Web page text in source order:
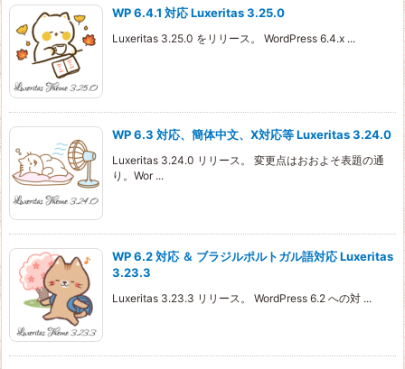
WP 6.4.1 対応 Luxeritas 3.25.0
Luxeritas 3.25.0 をリリース。 WordPress 6.4.x ...
WP 6.3 対応、簡体中文、X対応等 Luxeritas 3.24.0
Luxeritas 3.24.0 リリース。 変更点はおおよそ表題の通
り。Wor ...
WP 6.2 対応 ＆ ブラジルポルトガル語対応 Luxeritas
3.23.3
Luxeritas 3.23.3 リリース。 WordPress 6.2 への対 ...